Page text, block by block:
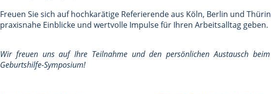
Freuen Sie sich auf hochkarätige Referierende aus Köln, Berlin und
praxisnahe Einblicke und wertvolle Impulse für Ihren Arbeitsalltag geben.
Wir freuen uns auf Ihre Teilnahme und den persönlichen Austausch
Geburtshilfe-Symposium!